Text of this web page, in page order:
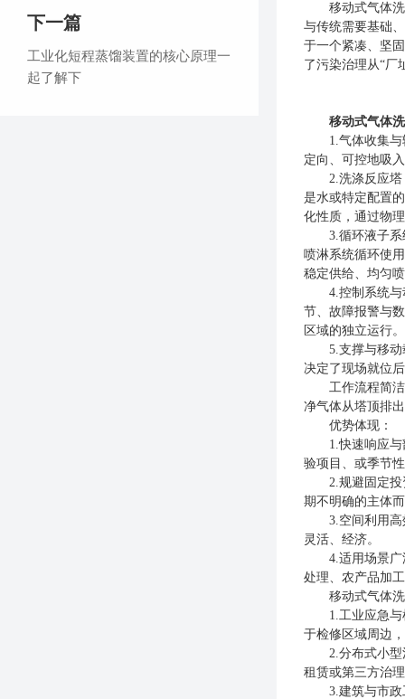
移动式气体洗涤
与传统需要基础
于一个紧凑、坚
了污染治理从“厂
移动式气体
1.气体收集与输
定向、可控地吸
2.洗涤反应塔（
是水或特定配置
化性质，通过物
3.循环液子系统
喷淋系统循环使
稳定供给、均匀
4.控制系统与动
节、故障报警与
区域的独立运行。
5.支撑与移动载
决定了现场就位
工作流程简洁
净气体从塔顶排
优势体现：
1.快速响应与部
验项目、或季节
2.规避固定投资
期不明确的主体
3.空间利用高效
灵活、经济。
4.适用场景广泛
处理、农产品加
移动式气体洗
1.工业应急与检
于检修区域周边
2.分布式小型污
租赁或第三方治
3.建筑与市政工
下一篇
工业化短程蒸馏装置的核心原理一
起了解下